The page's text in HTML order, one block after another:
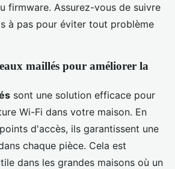
firmware. Assurez-vous de suivre
à pas pour éviter tout problème
maillés pour améliorer la
sont une solution efficace pour
Wi-Fi dans votre maison. En
d'accès, ils garantissent une
chaque pièce. Cela est
dans les grandes maisons où un